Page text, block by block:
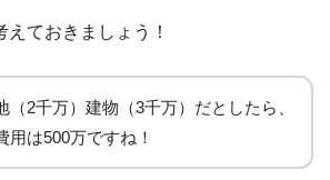
えておきましょう！
（2千万）建物（3千万）だとしたら、
用は500万ですね！